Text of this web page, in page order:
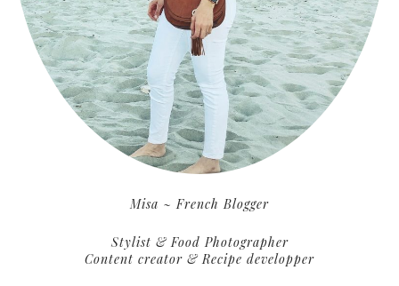
Misa ~ French Blogger
Stylist & Food Photographer
Content creator & Recipe developper